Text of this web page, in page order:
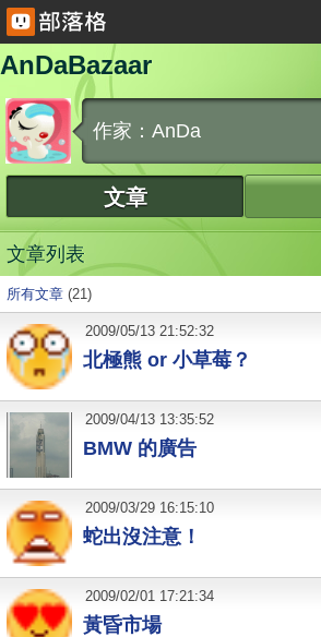
AnDaBazaar
作家：AnDa
文章
文章列表
所有文章 (21)
北極熊 or 小草莓？
2009/05/13 21:52:32
BMW 的廣告
2009/04/13 13:35:52
蛇出沒注意！
2009/03/29 16:15:10
黃昏市場
2009/02/01 17:21:34